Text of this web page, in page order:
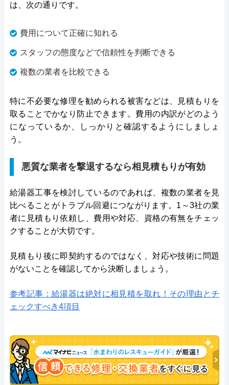
は、次の通りです。
費用について正確に知れる
スタッフの態度などで信頼性を判断できる
複数の業者を比較できる
特に不必要な修理を勧められる被害などは、見積もりを
取ることでかなり防止できます。費用の内訳がどのよう
になっているか、しっかりと確認するようにしましょ
う。
悪質な業者を撃退するなら相見積もりが有効
給湯器工事を検討しているのであれば、複数の業者を見
比べることがトラブル回避につながります。1～3社の業
者に見積もり依頼し、費用や対応、資格の有無をチェッ
クすることが大切です。
見積もり後に即契約するのではなく、対応や技術に問題
がないことを確認してから決断しましょう。
参考記事：給湯器は絶対に相見積を取れ！その理由とチ
ェックすべき4項目